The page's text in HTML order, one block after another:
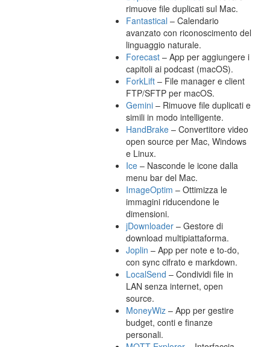
rimuove file duplicati sul Mac.
Fantastical – Calendario
avanzato con riconoscimento del
linguaggio naturale.
Forecast – App per aggiungere i
capitoli ai podcast (macOS).
ForkLift – File manager e client
FTP/SFTP per macOS.
Gemini – Rimuove file duplicati e
simili in modo intelligente.
HandBrake – Convertitore video
open source per Mac, Windows
e Linux.
Ice – Nasconde le icone dalla
menu bar del Mac.
ImageOptim – Ottimizza le
immagini riducendone le
dimensioni.
jDownloader – Gestore di
download multipiattaforma.
Joplin – App per note e to-do,
con sync cifrato e markdown.
LocalSend – Condividi file in
LAN senza internet, open
source.
MoneyWiz – App per gestire
budget, conti e finanze
personali.